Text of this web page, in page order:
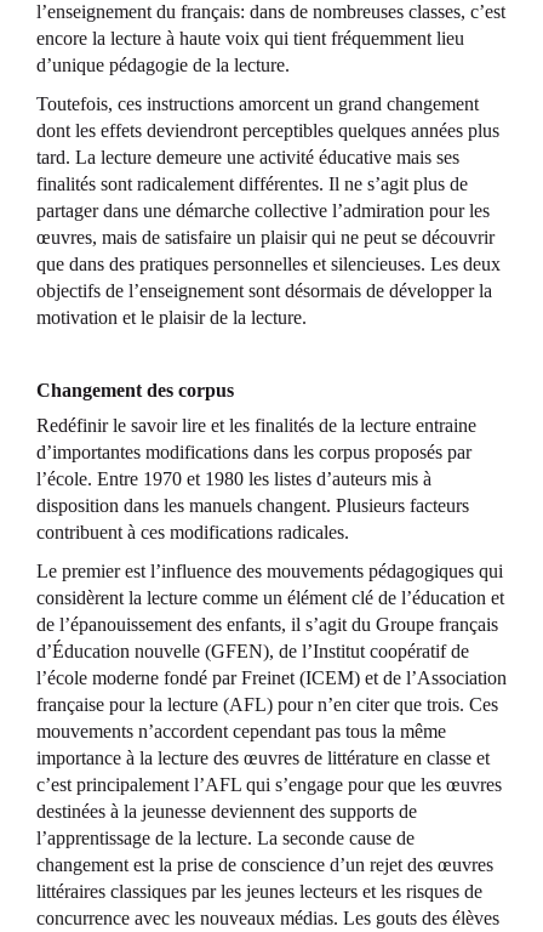
l’enseignement du français: dans de nombreuses classes, c’est
encore la lecture à haute voix qui tient fréquemment lieu
d’unique pédagogie de la lecture.
Toutefois, ces instructions amorcent un grand changement
dont les effets deviendront perceptibles quelques années plus
tard. La lecture demeure une activité éducative mais ses
finalités sont radicalement différentes. Il ne s’agit plus de
partager dans une démarche collective l’admiration pour les
œuvres, mais de satisfaire un plaisir qui ne peut se découvrir
que dans des pratiques personnelles et silencieuses. Les deux
objectifs de l’enseignement sont désormais de développer la
motivation et le plaisir de la lecture.
Changement des corpus
Redéfinir le savoir lire et les finalités de la lecture entraine
d’importantes modifications dans les corpus proposés par
l’école. Entre 1970 et 1980 les listes d’auteurs mis à
disposition dans les manuels changent. Plusieurs facteurs
contribuent à ces modifications radicales.
Le premier est l’influence des mouvements pédagogiques qui
considèrent la lecture comme un élément clé de l’éducation et
de l’épanouissement des enfants, il s’agit du Groupe français
d’Éducation nouvelle (GFEN), de l’Institut coopératif de
l’école moderne fondé par Freinet (ICEM) et de l’Association
française pour la lecture (AFL) pour n’en citer que trois. Ces
mouvements n’accordent cependant pas tous la même
importance à la lecture des œuvres de littérature en classe et
c’est principalement l’AFL qui s’engage pour que les œuvres
destinées à la jeunesse deviennent des supports de
l’apprentissage de la lecture. La seconde cause de
changement est la prise de conscience d’un rejet des œuvres
littéraires classiques par les jeunes lecteurs et les risques de
concurrence avec les nouveaux médias. Les gouts des élèves